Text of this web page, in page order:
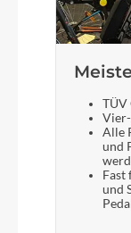
TÜV
Alle
und
Fast
und